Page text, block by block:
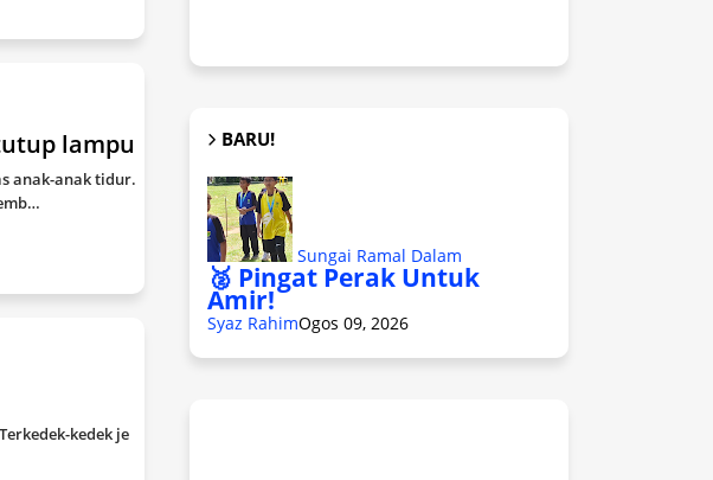
lampu
anak-anak tidur.
kedek je
BARU!
Sungai Ramal Dalam
🥈 Pingat Perak Untuk
Amir!
Syaz RahimOgos 09, 2026